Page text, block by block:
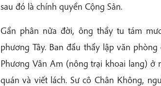
sau đó là chính quyền Cộng Sản.
Gần phân nửa đời, ông thầy tu tám
phương Tây. Ban đầu thầy lập văn
Phương Vân Am (nông trại khoai lang)
quán và viết lách. Sư cô Chân Không,